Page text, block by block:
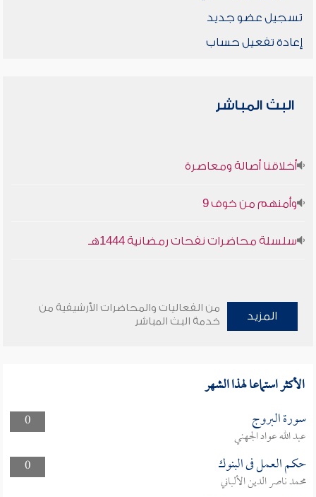
تسجيل عضو جديد
إعادة تفعيل حساب
البث المباشر
أخلاقنا أصالة ومعاصرة
وأمنهم من خوف 9
سلسلة محاضرات نفحات رمضانية 1444هـ
المزيد
من الفعاليات والمحاضرات الأرشيفية من
خدمة البث المباشر
الأكثر استماعا لهذا الشهر
0 سورة البروج
عبد الله عواد الجهني
0
حكم العمل فى البنوك
محمد ناصر الدين الألباني